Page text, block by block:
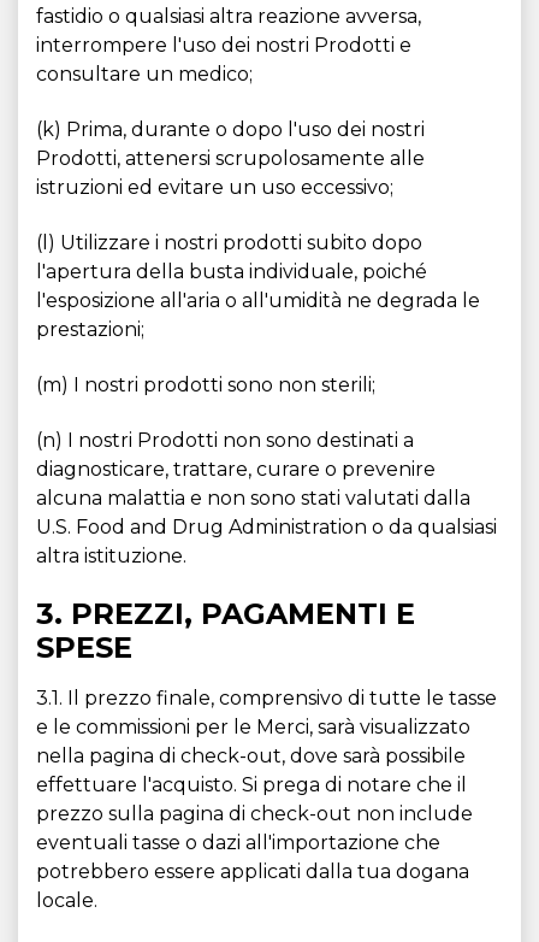
fastidio o qualsiasi altra reazione avversa,
interrompere l'uso dei nostri Prodotti e
consultare un medico;
(k) Prima, durante o dopo l'uso dei nostri
Prodotti, attenersi scrupolosamente alle
istruzioni ed evitare un uso eccessivo;
(l) Utilizzare i nostri prodotti subito dopo
l'apertura della busta individuale, poiché
l'esposizione all'aria o all'umidità ne degrada le
prestazioni;
(m) I nostri prodotti sono non sterili;
(n) I nostri Prodotti non sono destinati a
diagnosticare, trattare, curare o prevenire
alcuna malattia e non sono stati valutati dalla
U.S. Food and Drug Administration o da qualsiasi
altra istituzione.
3. PREZZI, PAGAMENTI E
SPESE
3.1. Il prezzo finale, comprensivo di tutte le tasse
e le commissioni per le Merci, sarà visualizzato
nella pagina di check-out, dove sarà possibile
effettuare l'acquisto. Si prega di notare che il
prezzo sulla pagina di check-out non include
eventuali tasse o dazi all'importazione che
potrebbero essere applicati dalla tua dogana
locale.